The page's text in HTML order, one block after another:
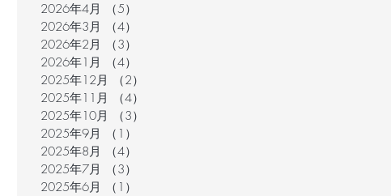
2026年4月
（5）
2026年3月
（4）
2026年2月
（3）
2026年1月
（4）
2025年12月
（2）
2025年11月
（4）
2025年10月
（3）
2025年9月
（1）
2025年8月
（4）
2025年7月
（3）
2025年6月
（1）